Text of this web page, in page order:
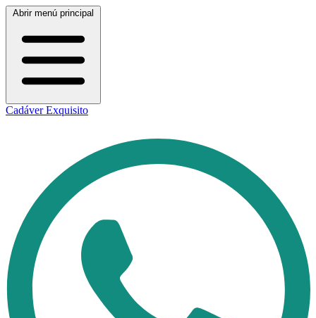
Abrir menú principal
Cadáver Exquisito